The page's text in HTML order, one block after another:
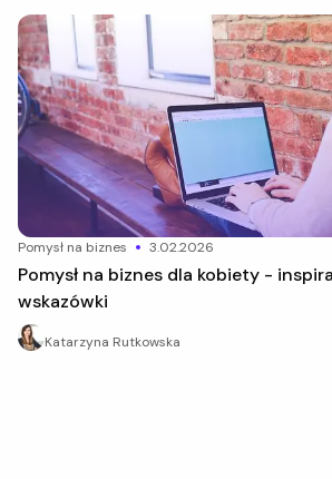
pomysł na biznes 3.02.2026
Pomysł na biznes dla kobiety - inspiracje i praktyczne
wskazówki
Katarzyna Rutkowska